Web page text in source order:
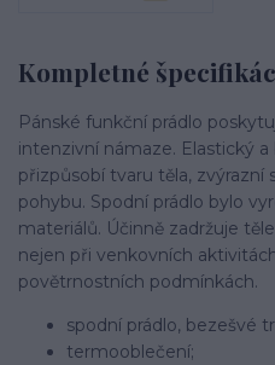
Kompletné
Pánské funkční prádlo
intenzivní námaze. Elastický
přizpůsobí tvaru těla, zvýrazní
pohybu. Spodní prádlo bylo
materiálů. Účinně zadržuje
nejen při venkovních
povětrnostních podmínkách.
spodní prádlo, bezešvé
termooblečení;